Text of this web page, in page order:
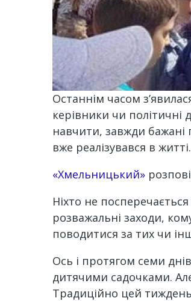
Останнім часом
керівники чи політичні
навчити, завжди бажані
вже реалізувався в житті.
«Хмельницький»
Ніхто не
розважальні заходи,
поводитися за тих чи
Ось і протягом семи
дитячими садочками.
Традиційно цей